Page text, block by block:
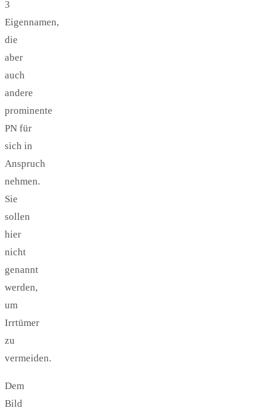
3
Eigennamen,
die
aber
auch
andere
prominente
PN für
sich in
Anspruch
nehmen.
Sie
sollen
hier
nicht
genannt
werden,
um
Irrtümer
zu
vermeiden.
Dem
Bild